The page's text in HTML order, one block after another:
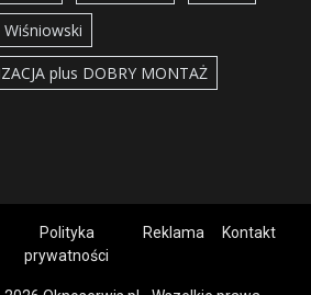
Wiśniowski
plus DOBRY MONTAŻ
Polityka
prywatności
Reklama Kontakt